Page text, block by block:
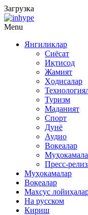
Загрузка
Menu
Янгиликлар
Сиёсат
Иқтисод
Жамият
Ҳодисалар
Туризм
Маданият
Спорт
Дунё
Аудио
Воқеалар
Пресс-
Муҳокамалар
Воқеалар
Махсус
На русском
Кириш